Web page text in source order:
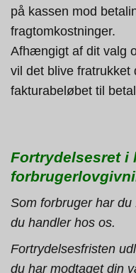
på kassen mod
fragtomkostninger.
Afhængigt af dit valg
vil det blive fratrukket
fakturabeløbet til
Fortrydelsesret i
Som forbruger har
du handler hos os.
Fortrydelsesfristen
du har modtaget din